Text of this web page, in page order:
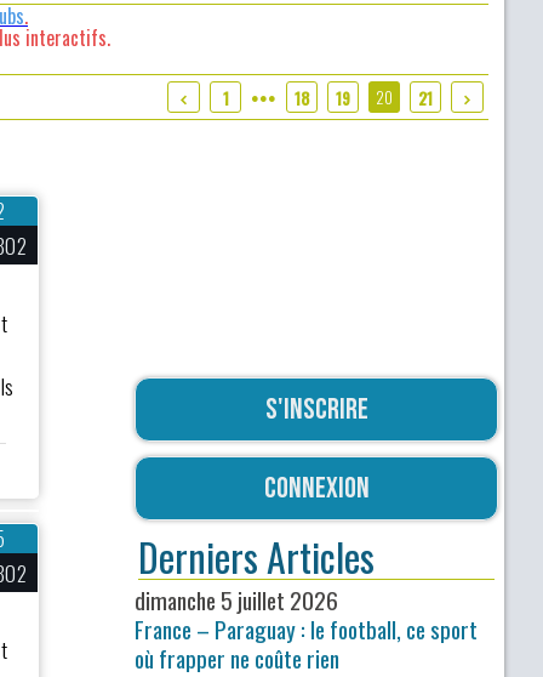
.
interactifs.
1 ●●● 18 19 20 21
S'inscrire
Connexion
Derniers Articles
dimanche 5 juillet 2026
France – Paraguay : le football, ce sport
où frapper ne coûte rien